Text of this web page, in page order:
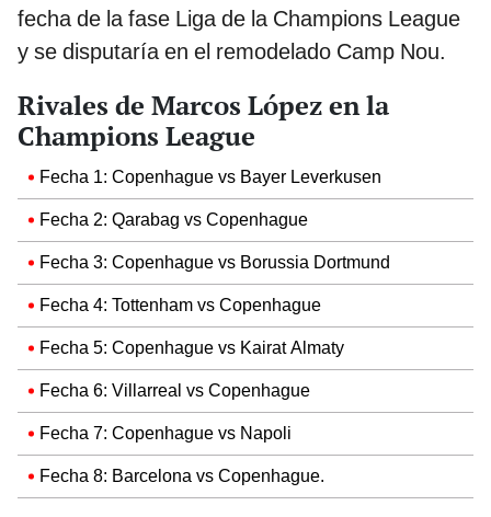
fecha de la fase Liga de la Champions League
y se disputaría en el remodelado Camp Nou.
Rivales de Marcos López en la
Champions League
Fecha 1: Copenhague vs Bayer Leverkusen
Fecha 2: Qarabag vs Copenhague
Fecha 3: Copenhague vs Borussia Dortmund
Fecha 4: Tottenham vs Copenhague
Fecha 5: Copenhague vs Kairat Almaty
Fecha 6: Villarreal vs Copenhague
Fecha 7: Copenhague vs Napoli
Fecha 8: Barcelona vs Copenhague.